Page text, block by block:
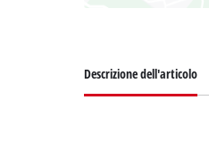
Descrizione dell'articolo